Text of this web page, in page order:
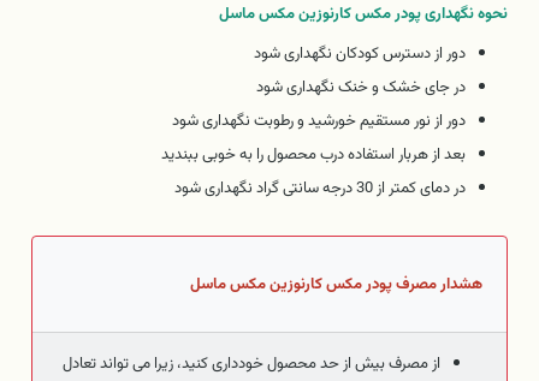
نحوه نگهداری پودر مکس کارنوزین مکس ماسل
دور از دسترس کودکان نگهداری شود
در جای خشک و خنک نگهداری شود
دور از نور مستقیم خورشید و رطوبت نگهداری شود
بعد از هربار استفاده درب محصول را به خوبی ببندید
در دمای کمتر از 30 درجه سانتی گراد نگهداری شود
هشدار مصرف پودر مکس کارنوزین مکس ماسل
از مصرف بیش از حد محصول خودداری کنید، زیرا می تواند تعادل